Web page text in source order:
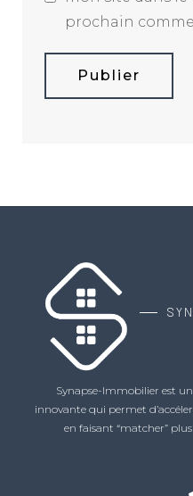
prochain
Publier
Synapse-Immobilier est
innovante qui permet
en faisant “matcher”